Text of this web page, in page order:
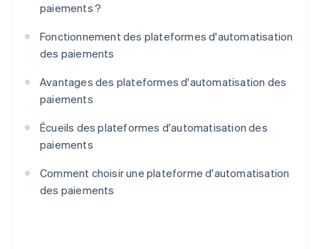
paiements ?
Fonctionnement des plateformes d'automatisation
des paiements
Avantages des plateformes d'automatisation des
paiements
Écueils des plateformes d'automatisation des
paiements
Comment choisir une plateforme d'automatisation
des paiements